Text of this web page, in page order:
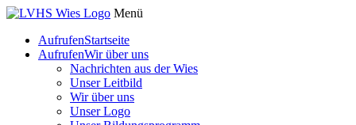
Menü
AufrufenStartseite
AufrufenWir über uns
Nachrichten aus der Wies
Unser Leitbild
Wir über uns
Unser Logo